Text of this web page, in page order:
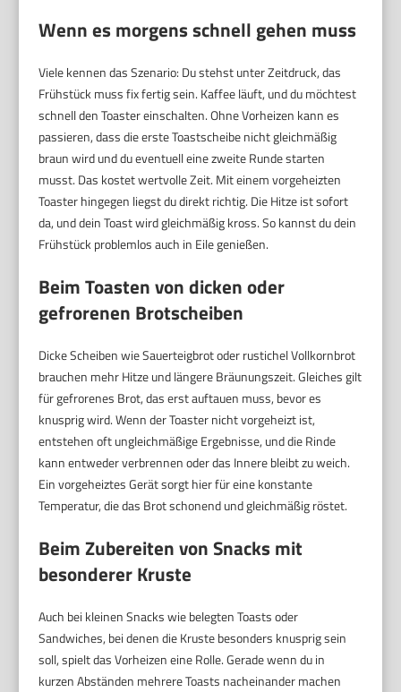
Wenn es morgens schnell gehen muss
Viele kennen das Szenario: Du stehst unter Zeitdruck, das
Frühstück muss fix fertig sein. Kaffee läuft, und du möchtest
schnell den Toaster einschalten. Ohne Vorheizen kann es
passieren, dass die erste Toastscheibe nicht gleichmäßig
braun wird und du eventuell eine zweite Runde starten
musst. Das kostet wertvolle Zeit. Mit einem vorgeheizten
Toaster hingegen liegst du direkt richtig. Die Hitze ist sofort
da, und dein Toast wird gleichmäßig kross. So kannst du dein
Frühstück problemlos auch in Eile genießen.
Beim Toasten von dicken oder
gefrorenen Brotscheiben
Dicke Scheiben wie Sauerteigbrot oder rustichel Vollkornbrot
brauchen mehr Hitze und längere Bräunungszeit. Gleiches gilt
für gefrorenes Brot, das erst auftauen muss, bevor es
knusprig wird. Wenn der Toaster nicht vorgeheizt ist,
entstehen oft ungleichmäßige Ergebnisse, und die Rinde
kann entweder verbrennen oder das Innere bleibt zu weich.
Ein vorgeheiztes Gerät sorgt hier für eine konstante
Temperatur, die das Brot schonend und gleichmäßig röstet.
Beim Zubereiten von Snacks mit
besonderer Kruste
Auch bei kleinen Snacks wie belegten Toasts oder
Sandwiches, bei denen die Kruste besonders knusprig sein
soll, spielt das Vorheizen eine Rolle. Gerade wenn du in
kurzen Abständen mehrere Toasts nacheinander machen